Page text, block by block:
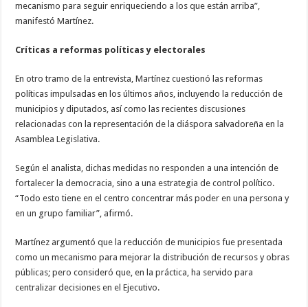
mecanismo para seguir enriqueciendo a los que están arriba”,
manifestó Martínez.
Críticas a reformas políticas y electorales
En otro tramo de la entrevista, Martínez cuestionó las reformas
políticas impulsadas en los últimos años, incluyendo la reducción de
municipios y diputados, así como las recientes discusiones
relacionadas con la representación de la diáspora salvadoreña en la
Asamblea Legislativa.
Según el analista, dichas medidas no responden a una intención de
fortalecer la democracia, sino a una estrategia de control político.
“Todo esto tiene en el centro concentrar más poder en una persona y
en un grupo familiar”, afirmó.
Martínez argumentó que la reducción de municipios fue presentada
como un mecanismo para mejorar la distribución de recursos y obras
públicas; pero consideró que, en la práctica, ha servido para
centralizar decisiones en el Ejecutivo.